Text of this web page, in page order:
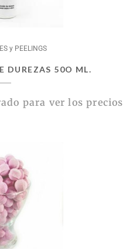
y PEELINGS
DUREZAS 50O ML.
para ver los precios